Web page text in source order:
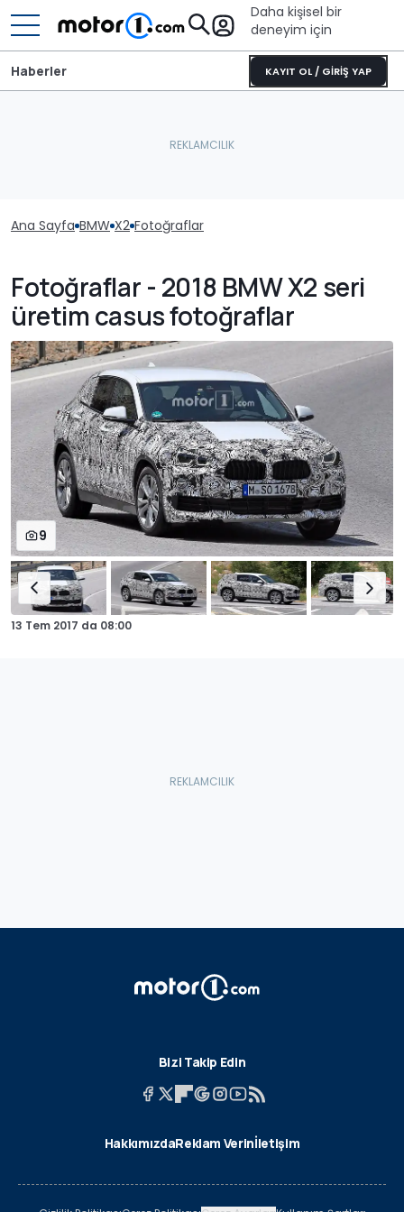
Daha kişisel bir
deneyim için
KAYIT OL / GİRİŞ YAP
Haberler
Ana Sayfa BMW X2 Fotoğraflar
Fotoğraflar - 2018 BMW X2 seri
üretim casus fotoğraflar
9
13 Tem 2017 da 08:00
Bizi Takip Edin
HakkımızdaReklam Verinİletişim